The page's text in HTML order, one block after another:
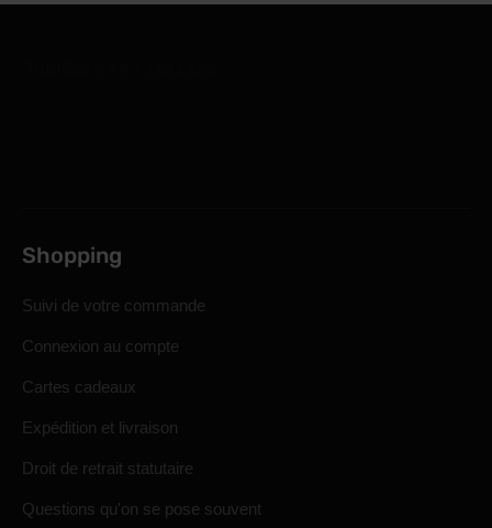
Shopping
Suivi de votre commande
Connexion au compte
Cartes cadeaux
Expédition et livraison
Droit de retrait statutaire
Questions qu'on se pose souvent